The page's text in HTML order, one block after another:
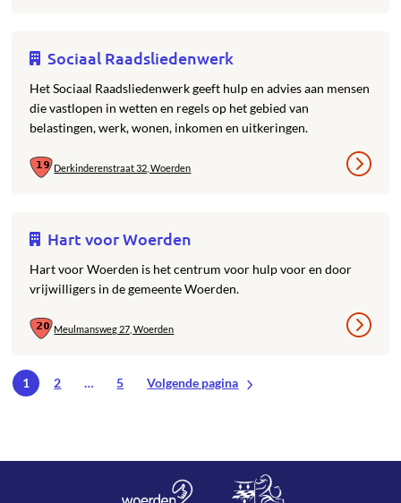
Sociaal Raadsliedenwerk
Het Sociaal Raadsliedenwerk geeft hulp en advies aan mensen
die vastlopen in wetten en regels op het gebied van
belastingen, werk, wonen, inkomen en uitkeringen.
Derkinderenstraat 32, Woerden
Hart voor Woerden
Hart voor Woerden is het centrum voor hulp voor en door
vrijwilligers in de gemeente Woerden.
Meulmansweg 27, Woerden
1 2 … 5 Volgende pagina